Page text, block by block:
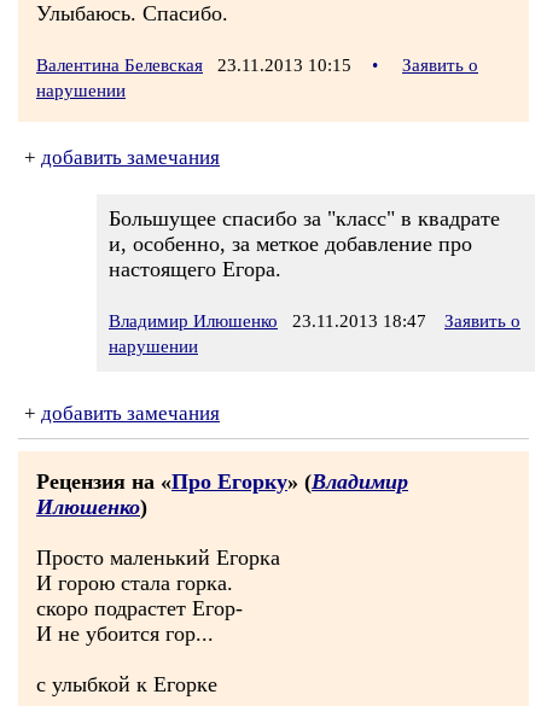
Улыбаюсь. Спасибо.
Валентина Белевская 23.11.2013 10:15 •
Заявить о
нарушении
+ добавить замечания
Большущее спасибо за "класс" в квадрате
и, особенно, за меткое добавление про
настоящего Егора.
Владимир Илюшенко 23.11.2013 18:47
Заявить о
нарушении
+ добавить замечания
Рецензия на «Про Егорку» (Владимир
Илюшенко)
Просто маленький Егорка
И горою стала горка.
скоро подрастет Егор-
И не убоится гор...
с улыбкой к Егорке